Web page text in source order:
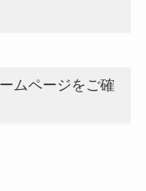
ムページをご確